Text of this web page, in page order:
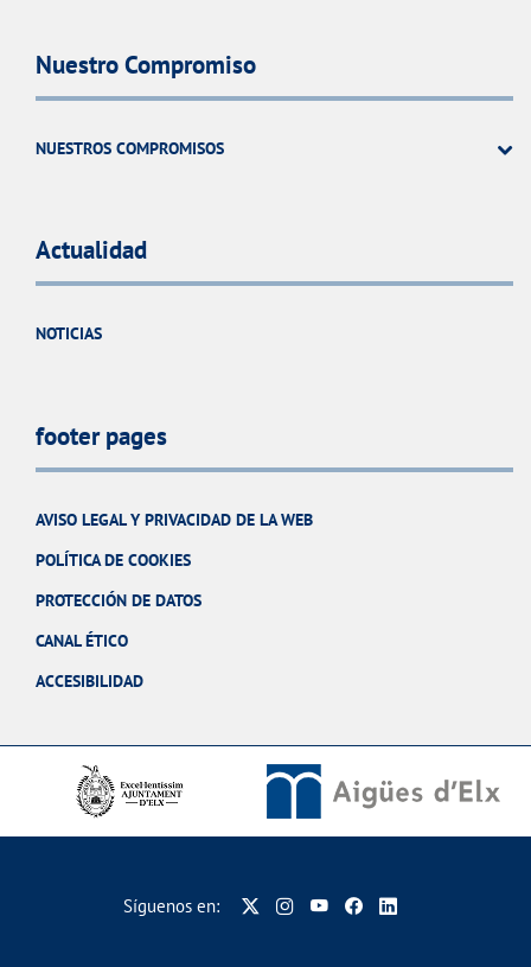
Nuestro Compromiso
NUESTROS COMPROMISOS
Actualidad
NOTICIAS
footer pages
AVISO LEGAL Y PRIVACIDAD DE LA WEB
POLÍTICA DE COOKIES
PROTECCIÓN DE DATOS
CANAL ÉTICO
ACCESIBILIDAD
Síguenos en: